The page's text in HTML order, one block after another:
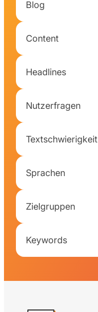
Blog
Content
Headlines
Nutzerfragen
Textschwierigkeit
Sprachen
Zielgruppen
Keywords